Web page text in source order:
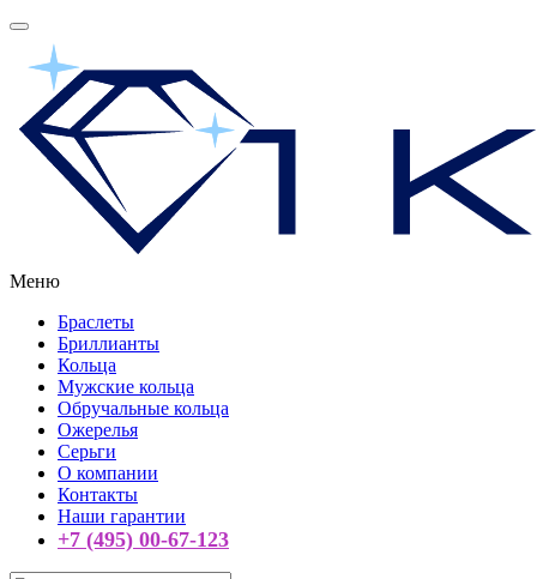
Меню
Браслеты
Бриллианты
Кольца
Мужские кольца
Обручальные кольца
Ожерелья
Серьги
О компании
Контакты
Наши гарантии
+7 (495) 00-67-123